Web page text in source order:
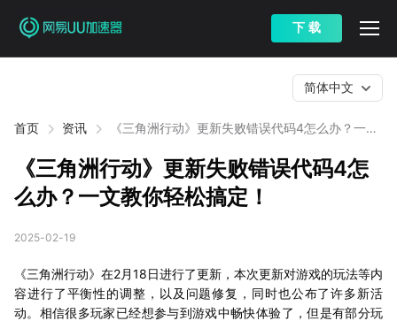
下 载
首页 资讯
《三角洲行动》更新失败错误代码4怎么办？一文
简体中文
《三角洲行动》更新失败错误代码4怎
么办？一文教你轻松搞定！
2025-02-19
《三角洲行动》在2月18日进行了更新，本次更新对游戏的玩法等内
容进行了平衡性的调整，以及问题修复，同时也公布了许多新活
动。相信很多玩家已经想参与到游戏中畅快体验了，但是有部分玩